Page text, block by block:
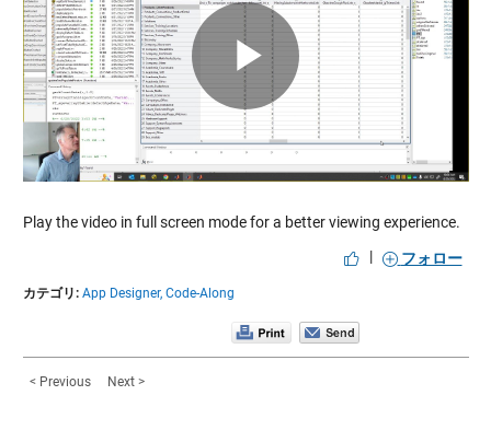
Play
Video
Play the video in full screen mode for a better viewing experience.
|
フォロー
カテゴリ: App Designer, Code-Along
< Previous Next >